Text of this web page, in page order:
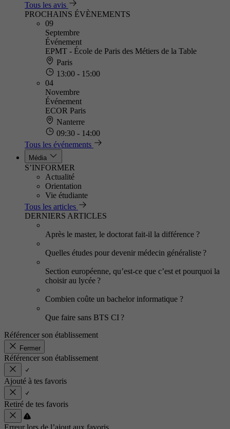
Tous les avis
PROCHAINS ÉVÈNEMENTS
09
Septembre
Événement
EPMT - École de Paris des Métiers de la Table
Paris
13:00 - 15:00
04
Novembre
Événement
ECOR Paris
Nanterre
09:30 - 14:00
Tous les événements
Média
S’INFORMER
Actualité
Orientation
Vie étudiante
Tous les articles
DERNIERS ARTICLES
Après le master, le doctorat fait-il la différence ?
Quelles études pour devenir médecin généraliste ?
Section européenne, qu’est-ce que c’est et pourquoi la
choisir au lycée ?
Combien coûte un bachelor informatique ?
Que faire sans BTS CI ?
Référencer son établissement
Fermer
Référencer son établissement
Ajouté à tes favoris
Retiré de tes favoris
Erreur lors de l’ajout aux favoris